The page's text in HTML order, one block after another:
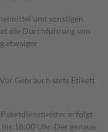
und sonstigen
die Durchführung von
etwaiger
Gebrauch stets Etikett
erfolgt
18:00 Uhr. Der genaue